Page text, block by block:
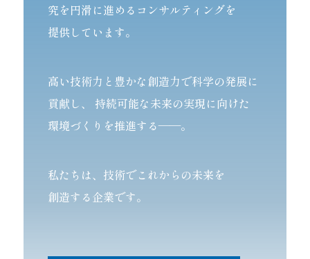
究を円滑に進めるコンサルティングを
提供しています。
高い技術力と豊かな創造力で科学の発展に
貢献し、
持続可能な未来の実現に向けた
環境づくりを推進する——。
私たちは、技術でこれからの未来を
創造する企業です。